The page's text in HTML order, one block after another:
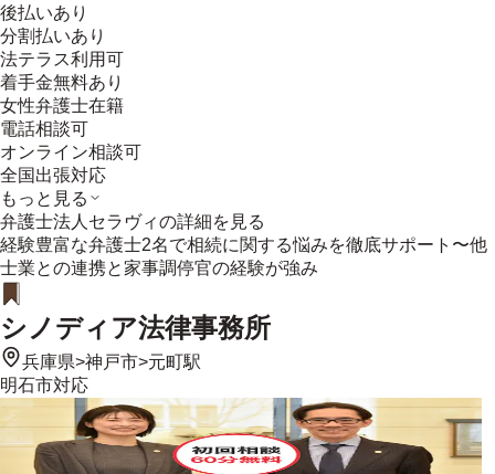
後払いあり
分割払いあり
法テラス利用可
着手金無料あり
女性弁護士在籍
電話相談可
オンライン相談可
全国出張対応
もっと見る
弁護士法人セラヴィの詳細を見る
経験豊富な弁護士2名で相続に関する悩みを徹底サポート〜他
士業との連携と家事調停官の経験が強み
シノディア法律事務所
兵庫県>神戸市>元町駅
明石市対応